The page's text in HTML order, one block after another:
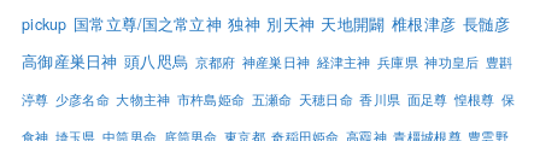
pickup 国常立尊/国之常立神 独神 別天神 天地開闢 椎根津彦 長髄彦
高御産巣日神 頭八咫烏 京都府 神産巣日神 経津主神 兵庫県 神功皇后 豊斟
渟尊 少彦名命 大物主神 市杵島姫命 五瀬命 天穂日命 香川県 面足尊 惶根尊 保
食神 埼玉県 中筒男命 底筒男命 東京都 奇稲田姫命 高龗神 青橿城根尊 豊雲野